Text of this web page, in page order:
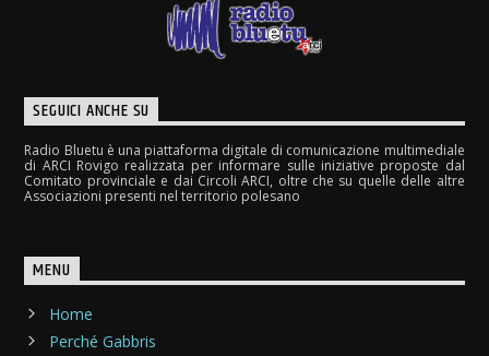
SEGUICI ANCHE SU
Radio Bluetu è una piattaforma digitale di comunicazione multimediale
di ARCI Rovigo realizzata per informare sulle iniziative proposte dal
Comitato provinciale e dai Circoli ARCI, oltre che su quelle delle altre
Associazioni presenti nel territorio polesano
MENU
Home
Perché Gabbris